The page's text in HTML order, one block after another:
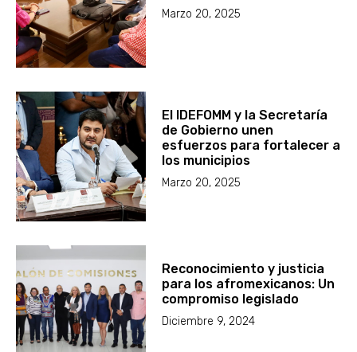
Marzo 20, 2025
El IDEFOMM y la Secretaría
de Gobierno unen
esfuerzos para fortalecer a
los municipios
Marzo 20, 2025
Reconocimiento y justicia
para los afromexicanos: Un
compromiso legislado
Diciembre 9, 2024